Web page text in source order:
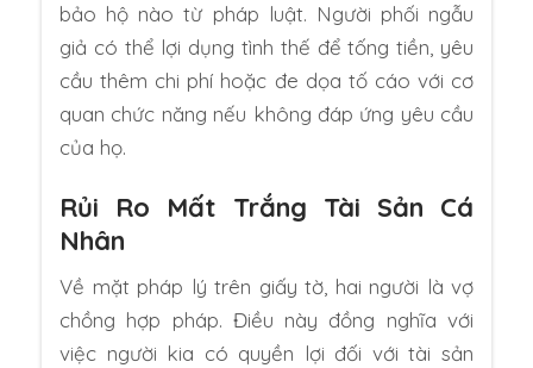
bảo hộ nào từ pháp luật. Người phối ngẫu
giả có thể lợi dụng tình thế để tống tiền, yêu
cầu thêm chi phí hoặc đe dọa tố cáo với cơ
quan chức năng nếu không đáp ứng yêu cầu
của họ.
Rủi Ro Mất Trắng Tài Sản Cá
Nhân
Về mặt pháp lý trên giấy tờ, hai người là vợ
chồng hợp pháp. Điều này đồng nghĩa với
việc người kia có quyền lợi đối với tài sản